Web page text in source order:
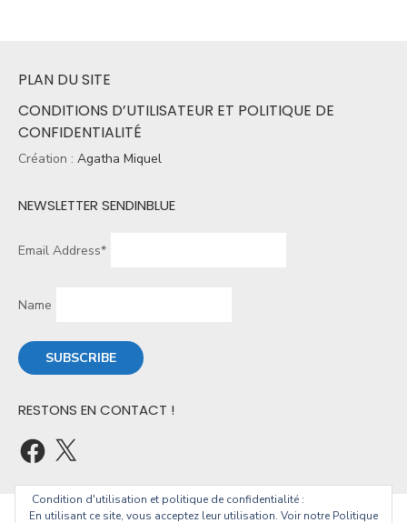
PLAN DU SITE
CONDITIONS D’UTILISATEUR ET POLITIQUE DE
CONFIDENTIALITÉ
Création : Agatha Miquel
NEWSLETTER SENDINBLUE
Email Address*
Name
RESTONS EN CONTACT !
Condition d'utilisation et politique de confidentialité :
En utilisant ce site, vous acceptez leur utilisation. Voir notre Politique